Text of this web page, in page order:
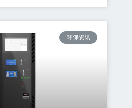
环保资讯